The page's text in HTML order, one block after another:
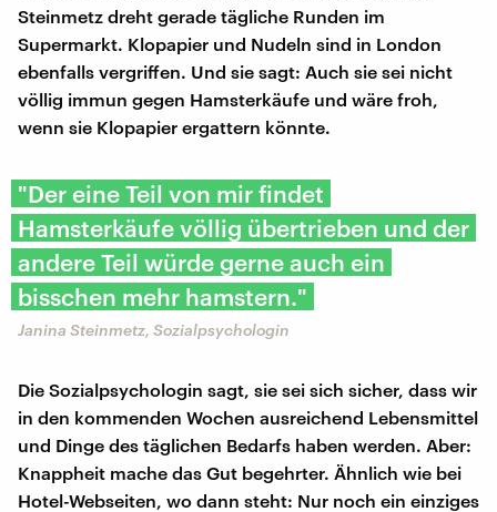
Steinmetz dreht gerade tägliche Runden im
Supermarkt. Klopapier und Nudeln sind in London
ebenfalls vergriffen. Und sie sagt: Auch sie sei nicht
völlig immun gegen Hamsterkäufe und wäre froh,
wenn sie Klopapier ergattern könnte.
"Der eine Teil von mir findet
Hamsterkäufe völlig übertrieben und der
andere Teil würde gerne auch ein
bisschen mehr hamstern."
Janina Steinmetz, Sozialpsychologin
Die Sozialpsychologin sagt, sie sei sich sicher, dass wir
in den kommenden Wochen ausreichend Lebensmittel
und Dinge des täglichen Bedarfs haben werden. Aber:
Knappheit mache das Gut begehrter. Ähnlich wie bei
Hotel-Webseiten, wo dann steht: Nur noch ein einziges